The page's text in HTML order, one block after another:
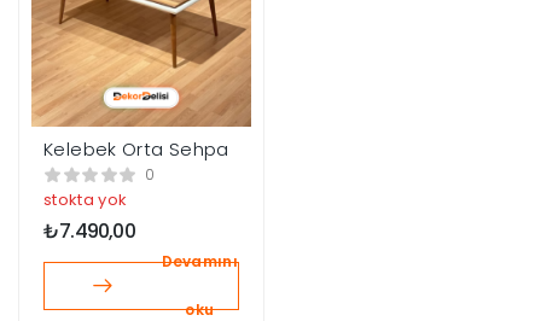
Kelebek Orta Sehpa
0
stokta yok
₺7.490,00
Devamını
oku